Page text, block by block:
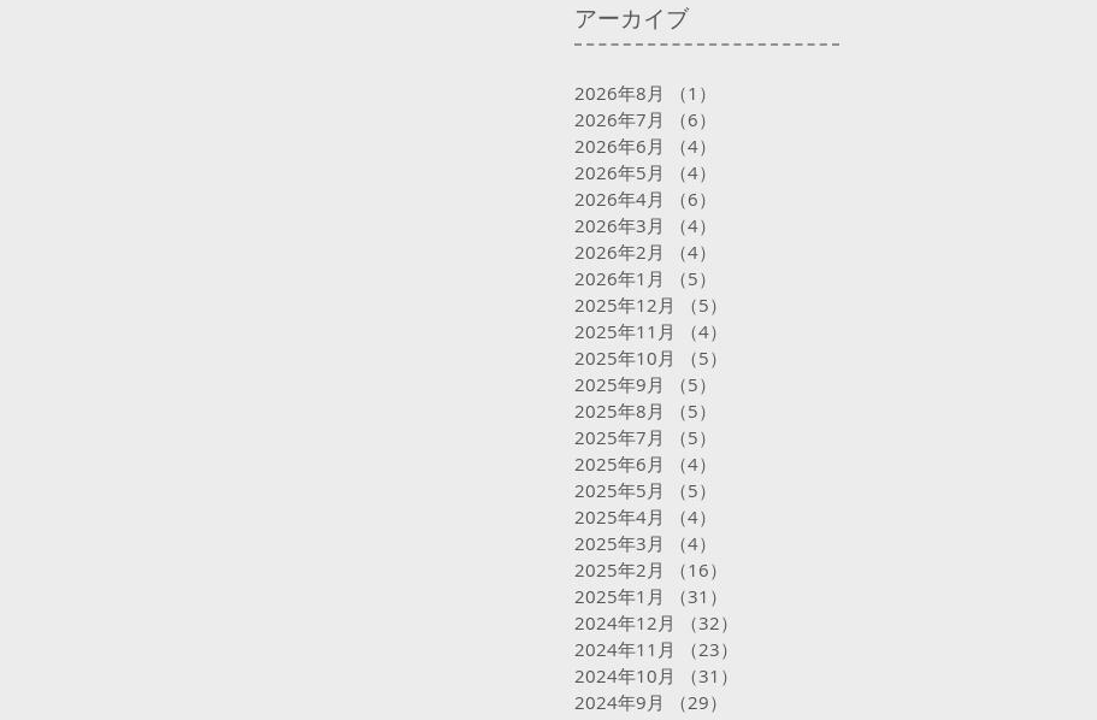
アーカイブ
2026年8月 （1）
2026年7月
（6）
2026年6月
（4）
2026年5月
（4）
2026年4月
（6）
2026年3月
（4）
2026年2月
（4）
2026年1月
（5）
2025年12月
（5）
2025年11月
（4）
2025年10月
（5）
2025年9月
（5）
2025年8月
（5）
2025年7月
（5）
2025年6月
（4）
2025年5月
（5）
2025年4月
（4）
2025年3月
（4）
2025年2月
（16）
2025年1月
（31）
2024年12月
（32）
2024年11月
（23）
2024年10月
（31）
2024年9月
（29）